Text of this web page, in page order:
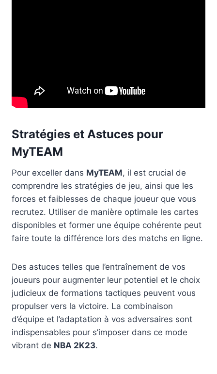
Stratégies et Astuces pour
MyTEAM
Pour exceller dans MyTEAM, il est crucial de
comprendre les stratégies de jeu, ainsi que les
forces et faiblesses de chaque joueur que vous
recrutez. Utiliser de manière optimale les cartes
disponibles et former une équipe cohérente peut
faire toute la différence lors des matchs en ligne.
Des astuces telles que l’entraînement de vos
joueurs pour augmenter leur potentiel et le choix
judicieux de formations tactiques peuvent vous
propulser vers la victoire. La combinaison
d’équipe et l’adaptation à vos adversaires sont
indispensables pour s’imposer dans ce mode
vibrant de NBA 2K23.